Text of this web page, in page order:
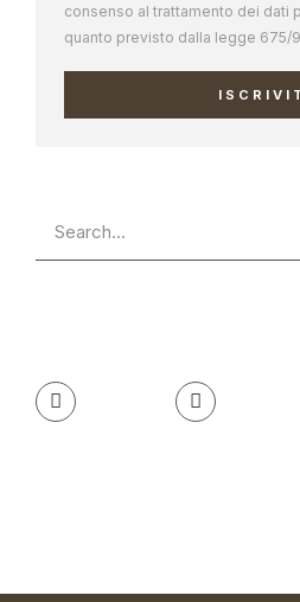
consenso al trattamento dei dati
quanto previsto dalla legge 675/